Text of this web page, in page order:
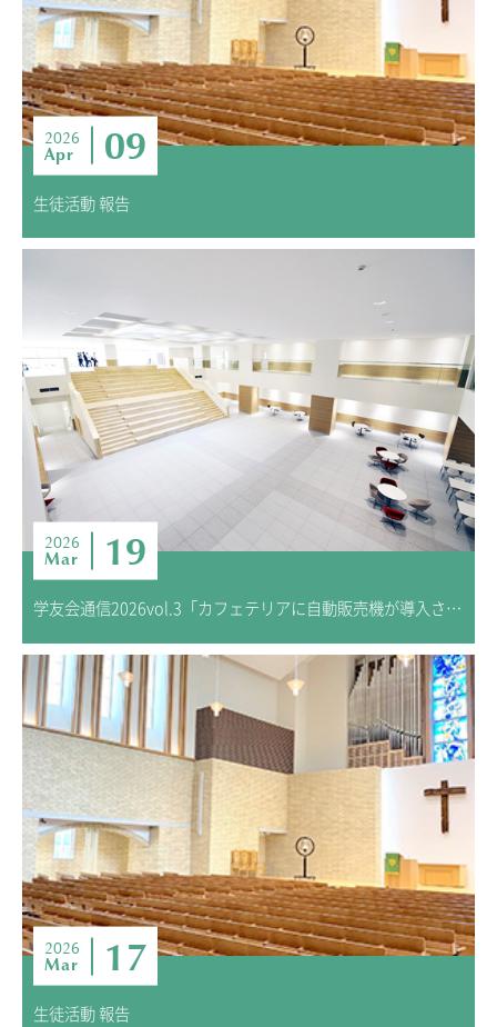
2026
Apr 09
生徒活動 報告
2026
Mar 19
学友会通信2026vol.3「カフェテリアに自動販売機が導入されました」
2026
Mar 17
生徒活動 報告